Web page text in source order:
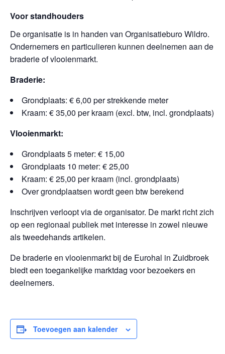
Voor standhouders
De organisatie is in handen van Organisatieburo Wildro.
Ondernemers en particulieren kunnen deelnemen aan de
braderie of vlooienmarkt.
Braderie:
Grondplaats: € 6,00 per strekkende meter
Kraam: € 35,00 per kraam (excl. btw, incl. grondplaats)
Vlooienmarkt:
Grondplaats 5 meter: € 15,00
Grondplaats 10 meter: € 25,00
Kraam: € 25,00 per kraam (incl. grondplaats)
Over grondplaatsen wordt geen btw berekend
Inschrijven verloopt via de organisator. De markt richt zich
op een regionaal publiek met interesse in zowel nieuwe
als tweedehands artikelen.
De braderie en vlooienmarkt bij de Eurohal in Zuidbroek
biedt een toegankelijke marktdag voor bezoekers en
deelnemers.
Toevoegen aan kalender